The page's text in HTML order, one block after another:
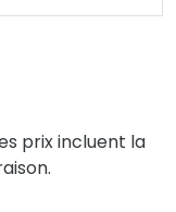
prix incluent la